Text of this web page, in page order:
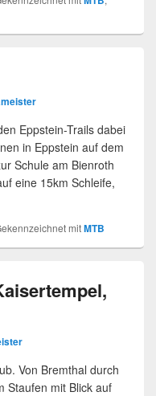
Eppstein-Trails dabei
in Eppstein auf dem
Schule am Bienroth
eine 15km Schleife,
mitMTB
Von Bremthal durch
Staufen mit Blick auf